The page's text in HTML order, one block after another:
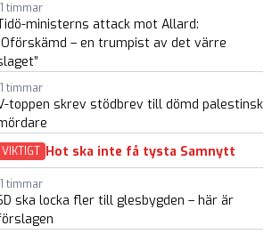
timmar
ministerns attack mot Allard:
– en trumpist av det värre
timmar
toppen skrev stödbrev till dömd palestinsk
VIKTIGT Hot ska inte få tysta Samnytt
timmar
ska locka fler till glesbygden – här är